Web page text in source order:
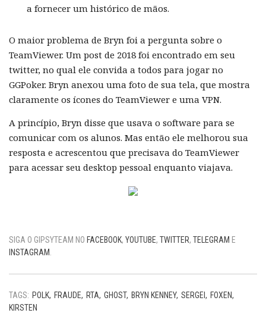
a fornecer um histórico de mãos.
O maior problema de Bryn foi a pergunta sobre o
TeamViewer. Um post de 2018 foi encontrado em seu
twitter, no qual ele convida a todos para jogar no
GGPoker. Bryn anexou uma foto de sua tela, que mostra
claramente os ícones do TeamViewer e uma VPN.
A princípio, Bryn disse que usava o software para se
comunicar com os alunos. Mas então ele melhorou sua
resposta e acrescentou que precisava do TeamViewer
para acessar seu desktop pessoal enquanto viajava.
SIGA O GIPSYTEAM NO FACEBOOK, YOUTUBE, TWITTER, TELEGRAM E
INSTAGRAM
TAGS: POLK FRAUDE RTA GHOST BRYN KENNEY SERGEI FOXEN
KIRSTEN